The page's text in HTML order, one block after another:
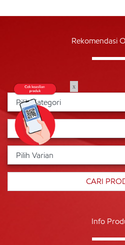
Rekomendasi
Info
x